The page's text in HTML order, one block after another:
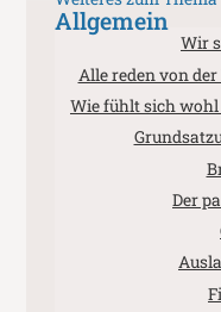
Allgemein
Wir
Alle reden von
Wie fühlt sich
Der